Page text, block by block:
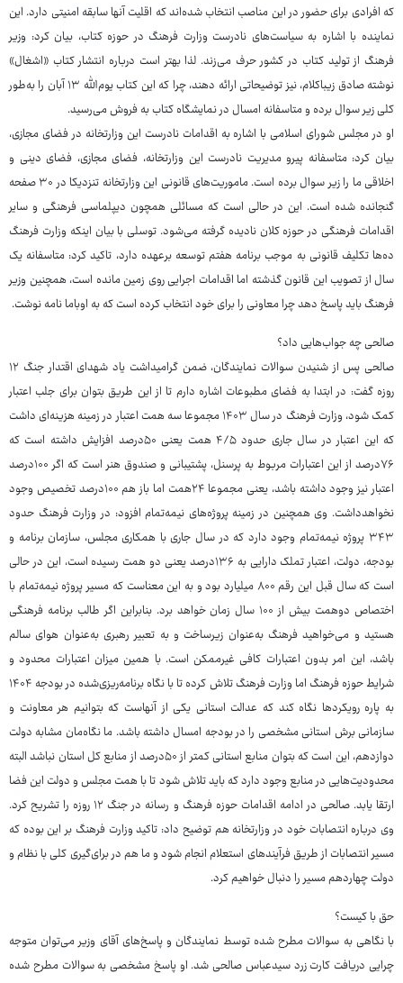
که افرادی برای حضور در این مناصب انتخاب شده‌اند که اقلیت آنها سابقه امنیتی دارد. این
نماینده با اشاره به سیاست‌های نادرست وزارت فرهنگ در حوزه کتاب، بیان کرد: وزیر
فرهنگ از تولید کتاب در کشور حرف می‌زند. لذا بهتر است درباره انتشار کتاب «اشغال»
نوشته صادق زیباکلام، نیز توضیحاتی ارائه دهند، چرا که این کتاب یوم‌الله ۱۳ آبان را به‌طور
کلی زیر سوال برده و متاسفانه امسال در نمایشگاه کتاب به فروش می‌رسید.
او در مجلس شورای اسلامی با اشاره به اقدامات نادرست این وزارتخانه در فضای مجازی،
بیان کرد: متاسفانه پیرو مدیریت نادرست این وزارتخانه، فضای مجازی، فضای دینی و
اخلاقی ما را زیر سوال برده است. ماموریت‌های قانونی این وزارتخانه تنزدیکا در ۳۰ صفحه
گنجانده شده است. این در حالی است که مسائلی همچون دیپلماسی فرهنگی و سایر
اقدامات فرهنگی در حوزه کلان نادیده گرفته می‌شود. توسلی با بیان اینکه وزارت فرهنگ
ده‌ها تکلیف قانونی به موجب برنامه هفتم توسعه برعهده دارد، تاکید کرد: متاسفانه یک
سال از تصویب این قانون گذشته اما اقدامات اجرایی روی زمین مانده است، همچنین وزیر
فرهنگ باید پاسخ دهد چرا معاونی را برای خود انتخاب کرده است که به اوباما نامه نوشت.
صالحی چه جواب‏‌هایی داد؟
صالحی پس از شنیدن سوالات نمایندگان، ضمن گرامیداشت یاد شهدای اقتدار جنگ ۱۲
روزه گفت: در ابتدا به فضای مطبوعات اشاره دارم تا از این طریق بتوان برای جلب اعتبار
کمک شود، وزارت فرهنگ در سال ۱۴۰۳ مجموعا سه همت اعتبار در زمینه هزینه‌ای داشت
که این اعتبار در سال جاری حدود ۴/۵ همت یعنی ۵۰‌درصد افزایش داشته است که
۷۶‌درصد از این اعتبارات مربوط به پرسنل، پشتیبانی و صندوق هنر است که اگر ۱۰۰‌درصد
اعتبار نیز وجود داشته باشد، یعنی مجموعا ۲۴‌همت اما باز هم ۱۰۰‌درصد تخصیص وجود
نخواهدداشت. وی همچنین در زمینه پروژه‌های نیمه‌تمام افزود: در وزارت فرهنگ حدود
۳۴۳ پروژه نیمه‌تمام وجود دارد که در سال جاری با همکاری مجلس، سازمان برنامه و
بودجه، دولت، اعتبار تملک دارایی به ۱۳۶‌درصد یعنی دو همت رسیده است، این در حالی
است که سال قبل این رقم ۸۰۰ میلیارد بود و به این معناست که مسیر پروژه نیمه‌تمام با
اختصاص دوهمت بیش از ۱۰۰ سال زمان خواهد برد. بنابراین اگر طالب برنامه فرهنگی
هستید و می‌خواهید فرهنگ به‌عنوان زیرساخت و به تعبیر رهبری به‌عنوان هوای سالم
باشد، این امر بدون اعتبارات کافی غیرممکن است. با همین میزان اعتبارات محدود و
شرایط حوزه فرهنگ اما وزارت فرهنگ تلاش کرده تا با نگاه برنامه‌ریزی‌شده در بودجه ۱۴۰۴
به پاره رویکردها نگاه کند که عدالت استانی یکی از آنهاست که بتوانیم هر معاونت و
سازمانی برش استانی مشخصی را در بودجه امسال داشته باشد. ما نگاه‌مان مشابه دولت
دوازدهم، این است که بتوان منابع استانی کمتر از ۵۰‌درصد از منابع کل استان نباشد البته
محدودیت‌هایی در منابع وجود دارد که باید تلاش شود تا با همت مجلس و دولت این فضا
ارتقا یابد. صالحی در ادامه اقدامات حوزه فرهنگ و رسانه در جنگ ۱۲ روزه را تشریح کرد.
وی درباره انتصابات خود در وزارتخانه هم توضیح داد: تاکید وزارت فرهنگ بر این بوده که
مسیر انتصابات از طریق فرآیندهای استعلام انجام شود و ما هم در برای‌گیری کلی با نظام و
دولت چهاردهم مسیر را دنبال خواهیم کرد.
حق با کیست؟
با نگاهی به سوالات مطرح شده توسط نمایندگان و پاسخ‌‏های آقای وزیر می‏‌توان متوجه
چرایی دریافت کارت زرد سیدعباس صالحی شد. او پاسخ مشخصی به سوالات مطرح شده